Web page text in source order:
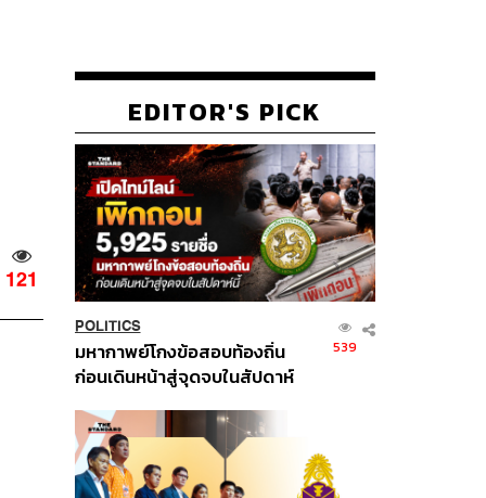
121
EDITOR'S PICK
POLITICS
มหากาพย์โกงข้อสอบท้องถิ่น
ก่อนเดินหน้าสู่จุดจบในสัปดาห์
539